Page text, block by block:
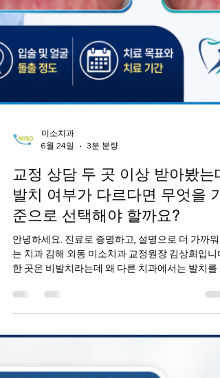
미소치과
6월 24일
3분 분량
교정 상담 두 곳 이상 받아봤는
발치 여부가 다르다면 무엇을 기
준으로 선택해야 할까요?
한 곳은 비발치라는데 왜 다른 치과에서는 발치를